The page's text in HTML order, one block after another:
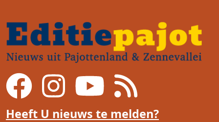
Heeft U nieuws te melden?